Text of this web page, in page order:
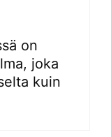
on
joka
kuin